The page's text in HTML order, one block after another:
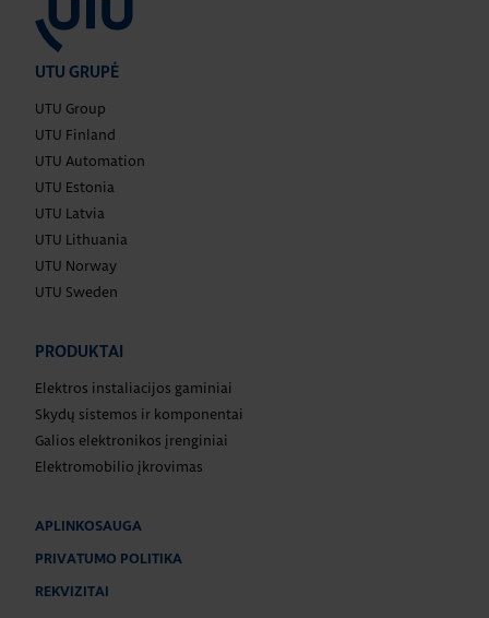
UTU GRUPĖ
UTU Group
UTU Finland
UTU Automation
UTU Estonia
UTU Latvia
UTU Lithuania
UTU Norway
UTU Sweden
PRODUKTAI
Elektros instaliacijos gaminiai
Skydų sistemos ir komponentai
Galios elektronikos įrenginiai
Elektromobilio įkrovimas
APLINKOSAUGA
PRIVATUMO POLITIKA
REKVIZITAI